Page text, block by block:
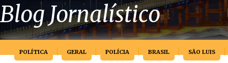
Blog Jornalístico
POLÍTICA GERAL POLÍCIA BRASIL SÃO LUIS